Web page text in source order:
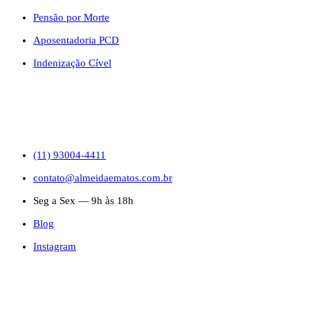
Pensão por Morte
Aposentadoria PCD
Indenização Cível
(11) 93004-4411
contato@almeidaematos.com.br
Seg a Sex — 9h às 18h
Blog
Instagram